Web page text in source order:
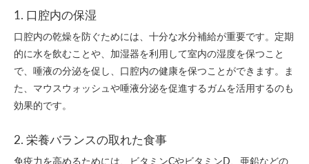
1. 口腔内の保湿
口腔内の乾燥を防ぐためには、十分な水分補給が重要です。定期
的に水を飲むことや、加湿器を利用して室内の湿度を保つこと
で、唾液の分泌を促し、口腔内の健康を保つことができます。ま
た、マウスウォッシュや唾液分泌を促進するガムを活用するのも
効果的です。
2. 栄養バランスの取れた食事
免疫力を高めるためには、ビタミンCやビタミンD、亜鉛などの